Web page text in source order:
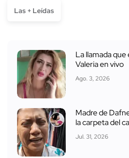
Las + Leídas
La llamada que
Valeria en vivo
Ago. 3, 2026
Madre de
la carpeta del
Jul. 31, 2026